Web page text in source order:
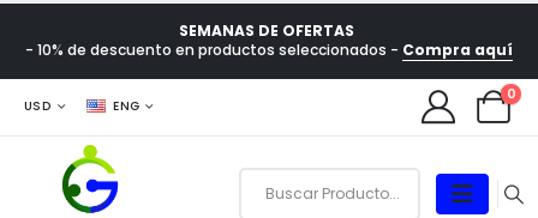
SEMANAS DE OFERTAS
- 10% de descuento en productos seleccionados - Compra aquí
USD ENG
0